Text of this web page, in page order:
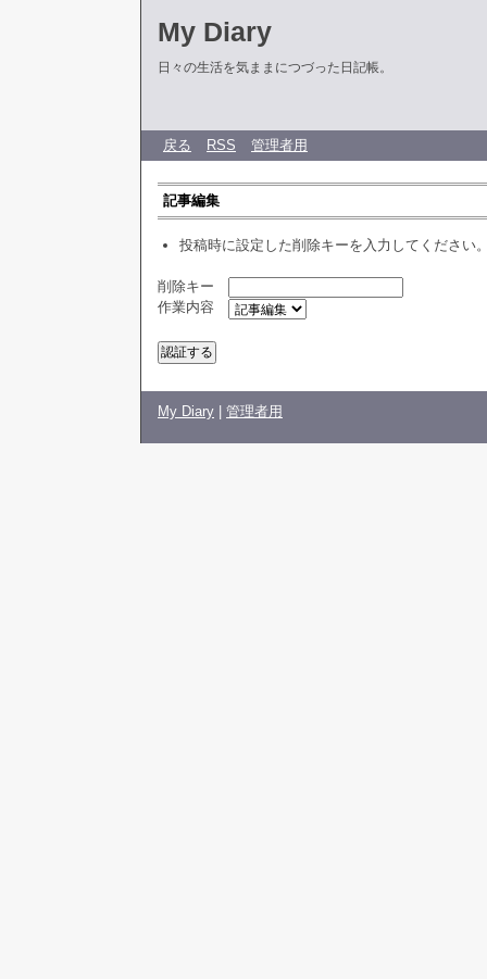
My Diary
日々の生活を気ままにつづった日記帳。
戻る RSS 管理者用
記事編集
投稿時に設定した削除キーを入力してください
削除キー
作業内容
My Diary 管理者用